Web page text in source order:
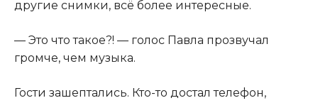
другие снимки, всё более интересные.
— Это что такое?! — голос Павла прозвучал
громче, чем музыка.
Гости зашептались. Кто-то достал телефон,